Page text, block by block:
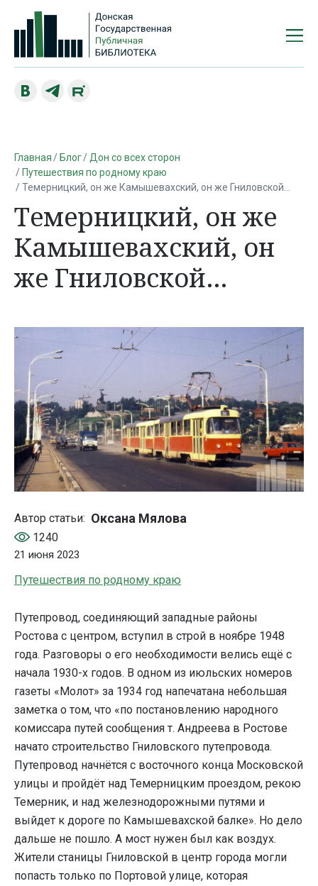
Главная Блог
Дон со всех сторон
Путешествия по родному краю
Темерницкий, он же Камышевахский, он же Гниловской…
Темерницкий, он же
Камышевахский, он
же Гниловской…
Автор статьи: Оксана Мялова
1240
21 июня 2023
Путешествия по родному краю
Путепровод, соединяющий западные районы
Ростова с центром, вступил в строй в ноябре 1948
года. Разговоры о его необходимости велись ещё с
начала 1930-х годов. В одном из июльских номеров
газеты «Молот» за 1934 год напечатана небольшая
заметка о том, что «по постановлению народного
комиссара путей сообщения т. Андреева в Ростове
начато строительство Гниловского путепровода.
Путепровод начнётся с восточного конца Московской
улицы и пройдёт над Темерницким проездом, рекою
Темерник, и над железнодорожными путями и
выйдет к дороге по Камышевахской балке». Но дело
дальше не пошло. А мост нужен был как воздух.
Жители станицы Гниловской в центр города могли
попасть только по Портовой улице, которая